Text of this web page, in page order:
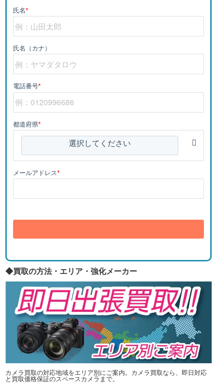
氏名*
氏名（カナ）
電話番号*
都道府県*
選択してください
メールアドレス*
◆買取の方法・エリア・強化メーカー
カメラ買取の対応地域をエリア別にご案内。カメラ買取なら、即日対応
と買取価格保証のスペースカメラまで。